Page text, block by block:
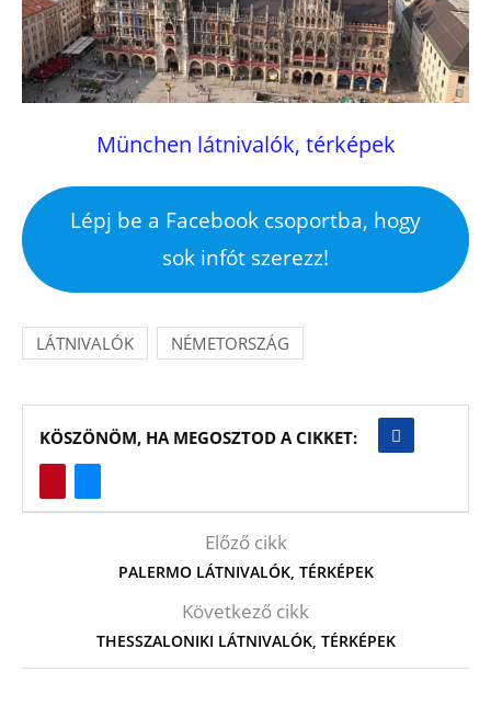
München látnivalók, térképek
Lépj be a Facebook csoportba, hogy
sok infót szerezz!
LÁTNIVALÓK NÉMETORSZÁG
KÖSZÖNÖM, HA MEGOSZTOD A CIKKET:
Előző cikk
PALERMO LÁTNIVALÓK, TÉRKÉPEK
Következő cikk
THESSZALONIKI LÁTNIVALÓK, TÉRKÉPEK